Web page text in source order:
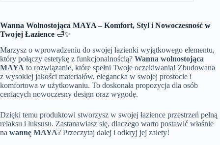
Wanna Wolnostojąca MAYA – Komfort, Styl i Nowoczesność w
Twojej Łazience 🛁✨
Marzysz o wprowadzeniu do swojej łazienki wyjątkowego elementu,
który połączy estetykę z funkcjonalnością? Wanna wolnostojąca
MAYA to rozwiązanie, które spełni Twoje oczekiwania! Zbudowana
z wysokiej jakości materiałów, elegancka w swojej prostocie i
komfortowa w użytkowaniu. To doskonała propozycja dla osób
ceniących nowoczesny design oraz wygodę.
Dzięki temu produktowi stworzysz w swojej łazience przestrzeń pełną
relaksu i luksusu. Zastanawiasz się, dlaczego warto postawić właśnie
na wannę MAYA? Przeczytaj dalej i odkryj jej zalety!